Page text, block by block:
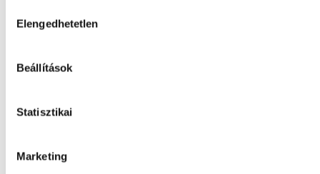
kiválasztása
Elengedhetetlen
Beállítások
Statisztikai
Marketing